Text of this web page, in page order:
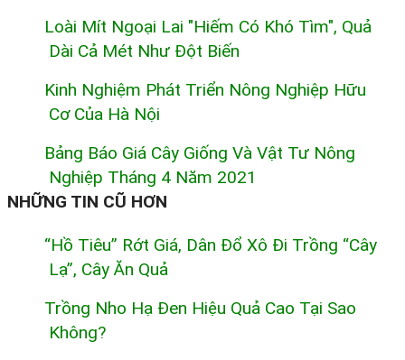
Loài Mít Ngoại Lai "hiếm Có Khó Tìm", Quả
Dài Cả Mét Như Đột Biến
Kinh Nghiệm Phát Triển Nông Nghiệp Hữu
Cơ Của Hà Nội
Bảng Báo Giá Cây Giống Và Vật Tư Nông
Nghiệp Tháng 4 Năm 2021
NHỮNG TIN CŨ HƠN
“Hồ Tiêu” Rớt Giá, Dân Đổ Xô Đi Trồng “cây
Lạ”, Cây Ăn Quả
Trồng Nho Hạ Đen Hiệu Quả Cao Tại Sao
Không?